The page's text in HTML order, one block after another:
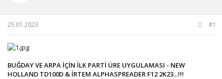
ş
l
a
t
a
n
t
r
i
25.01.2023 #1
BUĞDAY VE ARPA İÇİN İLK PARTİ ÜRE UYGULAMASI - NEW
HOLLAND TD100D & İRTEM ALPHASPREADER F12 2K23...!!!